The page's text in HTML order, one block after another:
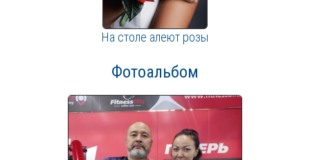
На столе алеют розы
Фотоальбом